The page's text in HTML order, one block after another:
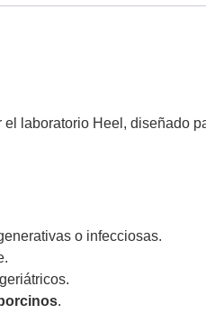
laboratorio Heel, diseñado
o infecciosas.
.